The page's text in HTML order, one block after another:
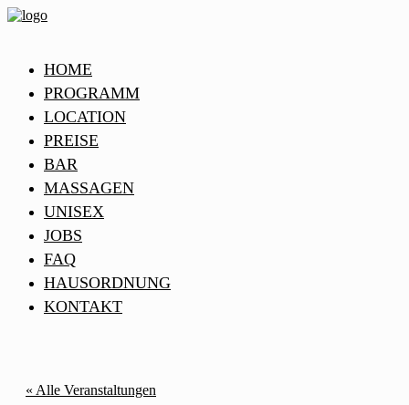
HOME
PROGRAMM
LOCATION
PREISE
BAR
MASSAGEN
UNISEX
JOBS
FAQ
HAUSORDNUNG
KONTAKT
« Alle Veranstaltungen